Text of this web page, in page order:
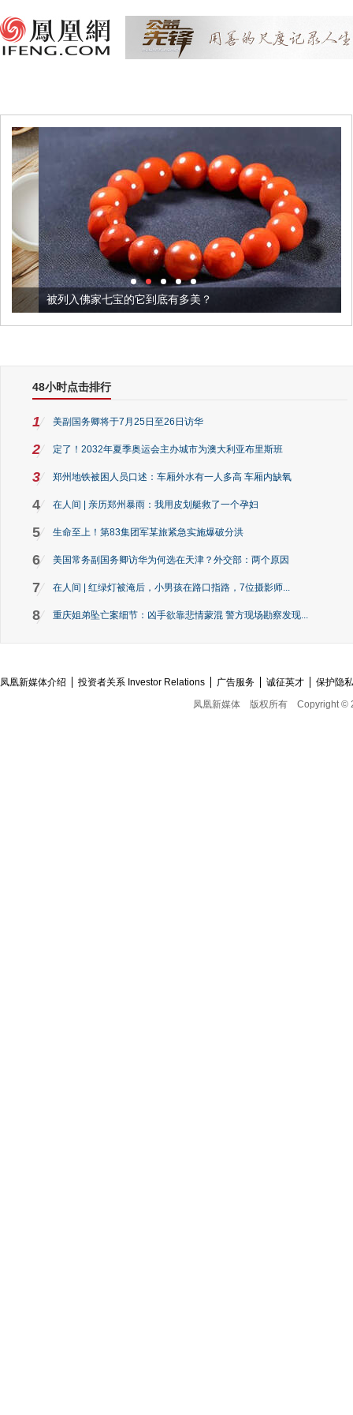
被列入佛家七宝的它到底有多美？
48小时点击排行
1 美副国务卿将于7月25日至26日访华
2 定了！2032年夏季奥运会主办城市为澳大利亚布里斯班
3 郑州地铁被困人员口述：车厢外水有一人多高 车厢内缺氧
4 在人间 | 亲历郑州暴雨：我用皮划艇救了一个孕妇
5 生命至上！第83集团军某旅紧急实施爆破分洪
6 美国常务副国务卿访华为何选在天津？外交部：两个原因
7 在人间 | 红绿灯被淹后，小男孩在路口指路，7位摄影师...
8 重庆姐弟坠亡案细节：凶手欲靠悲情蒙混 警方现场勘察发现...
凤凰新媒体介绍 投资者关系 Investor Relations 广告服务 诚征英才
保护隐
凤凰新媒体
版权所有 Copyright ©